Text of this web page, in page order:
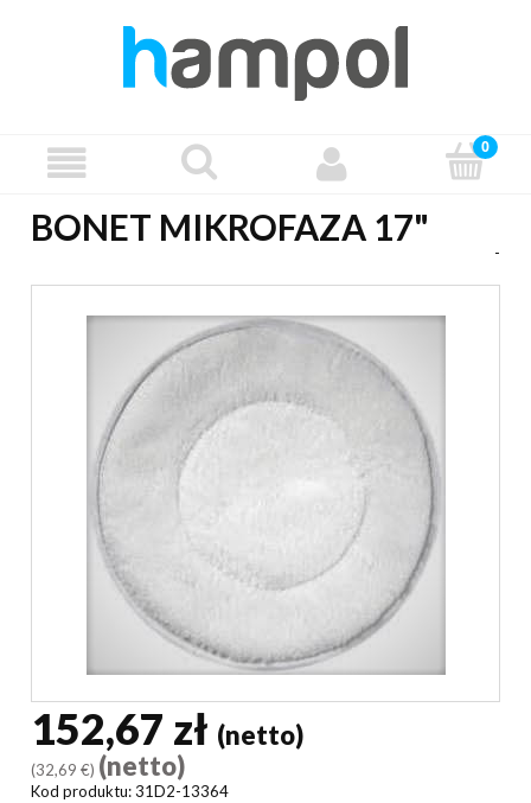
BONET MIKROFAZA 17"
-
152,67 zł (netto)
(32,69 €) (netto)
Kod produktu:31D2-13364